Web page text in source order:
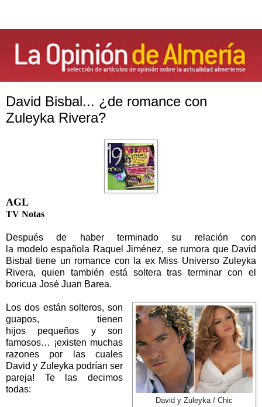
David Bisbal... ¿de romance con
Zuleyka Rivera?
AGL
TV Notas
Después de haber terminado su relación con
la modelo española Raquel Jiménez, se rumora que David
Bisbal tiene un romance con la ex Miss Universo Zuleyka
Rivera, quien también está soltera tras terminar con el
boricua José Juan Barea.
David y Zuleyka / Chic
Los dos están solteros, son
guapos, tienen
hijos pequeños y son
famosos… ¡existen muchas
razones por las cuales
David y Zuleyka podrían ser
pareja! Te las decimos
todas: